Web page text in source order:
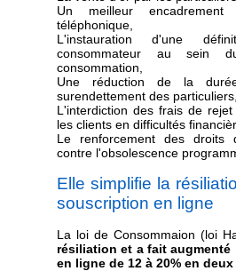
Un meilleur encadrement
téléphonique,
L'instauration d'une
consommateur au sein
consommation,
Une réduction de la
surendettement des particuliers,
L'interdiction des frais de
les clients en difficultés
Le renforcement des droits
contre l'obsolescence
Elle simplifie la
souscription en ligne
La loi de Consommaion (loi
résiliation et a fait
en ligne de 12 à 20% en